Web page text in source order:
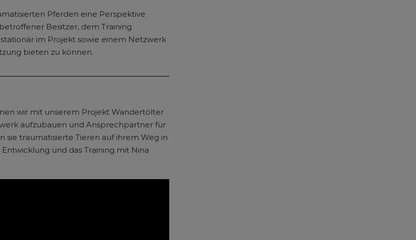
Pferden eine Perspektive
Besitzer, dem Training
im Projekt sowie einem Netzwerk
bieten zu können.
wir mit unserem Projekt Wandertölter
aufzubauen und Ansprechpartner für
sie traumatisierte Tieren auf ihrem Weg in
und das Training mit Nina